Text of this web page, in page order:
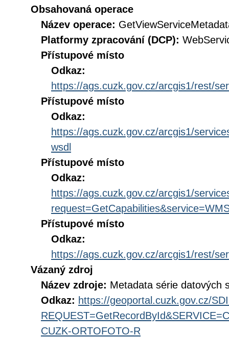
Obsahovaná operace
Název operace:
Platformy zpracování (DCP):
Přístupové místo
Odkaz:
https://ags.cuzk.gov.cz/arcgis1/rest/
Přístupové místo
Odkaz:
https://ags.cuzk.gov.cz/arcgis1/
wsdl
Přístupové místo
Odkaz:
https://ags.cuzk.gov.cz/arcgis1/
Přístupové místo
Odkaz:
https://ags.cuzk.gov.cz/arcgis1/rest/
Vázaný zdroj
Název zdroje: Metadata série datových
Odkaz: https://geoportal.cuzk.gov.cz/
CUZK-ORTOFOTO-R